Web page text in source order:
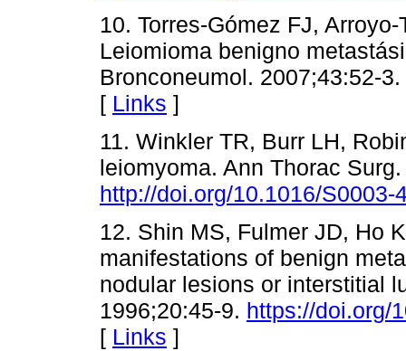
10. Torres-Gómez FJ,
Leiomioma benigno
Bronconeumol. 2007;43:52-3.
[ Links ]
11. Winkler TR, Burr LH,
leiomyoma. Ann Thorac
http://doi.org/10.1016/S0003-
12. Shin MS, Fulmer JD, Ho
manifestations of benign
nodular lesions or interstitial
1996;20:45-9. https://doi.org/
[ Links ]